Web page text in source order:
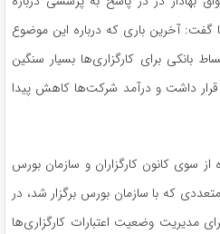
گفت: آخرین باری که درباره این موضوع
بانکی برای کارگزاری‌ها بسیار سنگین
قرار داشت و درآمد شرکت‌ها کاهش پیدا
از سوی کانون کارگزاران و سازمان بورس
که با سازمان بورس برگزار شد، در
پیشنهاد ۷ بندی برای مدیریت وضعیت اعتبارات کارگزاری‌ها